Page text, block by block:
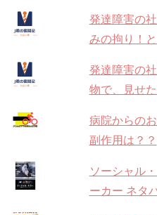
発達障害の
みの拘り！
発達障害の
物で、見せた
病院からの
副作用は？？
ソーシャル
ーカー ネタ